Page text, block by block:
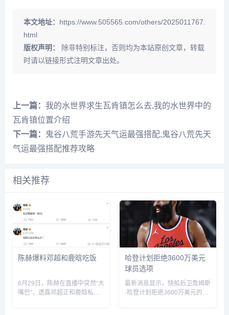
本文地址： https://www.505565.com/others/2025011767.
html
版权声明：
除非特别标注，否则均为本站原创文章，转载
时请以链接形式注明文章出处。
上一篇： 我的水世界求生瓦肯镇怎么去,我的水世界中的
瓦肯镇位置介绍
下一篇：
鬼谷八荒手游先天气运最强搭配,鬼谷八荒先天
气运最强搭配推荐攻略
相关推荐
陈赫爆料邓超和鹿晗吃饭
6月29日，陈赫在直播中突然“大
嘴巴”，透露邓超正和鹿晗私下
哈登计划拒绝3600万美元
球员选项
最新消息显示，快船后卫詹姆斯
·哈登计划拒绝3600万美元的球